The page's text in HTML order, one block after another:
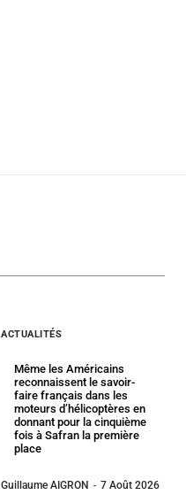
ACTUALITÉS
Même les Américains
reconnaissent le savoir-
faire français dans les
moteurs d’hélicoptères en
donnant pour la cinquième
fois à Safran la première
place
Guillaume AIGRON - 7 Août 2026